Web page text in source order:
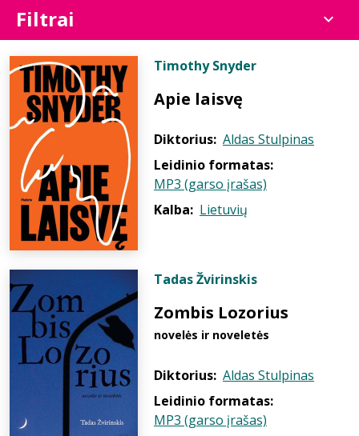
Filtrai
Timothy Snyder
Apie laisvę
Diktorius: Aldas Stulpinas
Leidinio formatas:
MP3 (garso įrašas)
Kalba: Lietuvių
Tadas Žvirinskis
Zombis Lozorius
novelės ir noveletės
Diktorius: Aldas Stulpinas
Leidinio formatas:
MP3 (garso įrašas)